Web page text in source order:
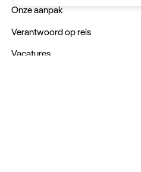
Onze aanpak
Verantwoord op reis
Vacatures